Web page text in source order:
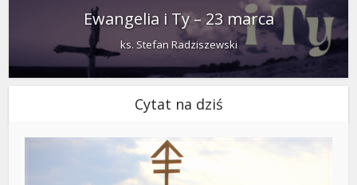
Ewangelia i Ty – 23 marca
ks. Stefan Radziszewski
Cytat na dziś